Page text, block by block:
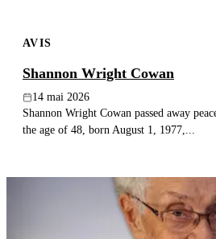
AVIS
Shannon Wright Cowan
14 mai 2026
Shannon Wright Cowan passed away
the age of 48, born August 1, 1977,...